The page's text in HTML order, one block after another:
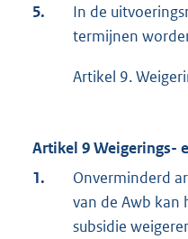
5.
In de
termijnen
Artikel 9.
Artikel 9 Weigerings-
1.
Onverminderd
van de Awb kan
subsidie